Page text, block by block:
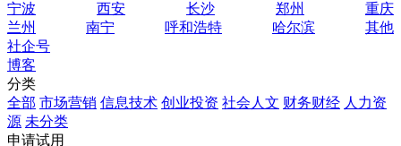
宁波
西安 长沙 郑州
重庆
兰州
南宁 呼和浩特 哈尔滨
其他
社企号
博客
分类
全部 市场营销 信息技术 创业投资 社会人文 财务财经 人力资
源 未分类
申请试用